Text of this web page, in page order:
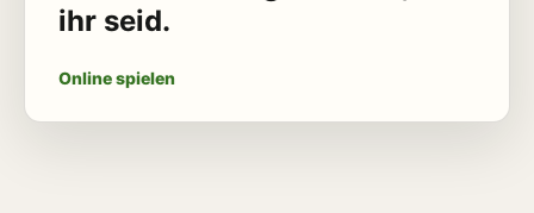
ihr seid.
Online spielen